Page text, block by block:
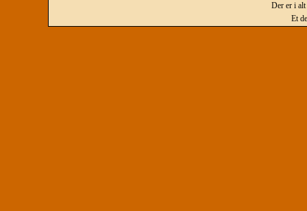
Der er i alt
Et